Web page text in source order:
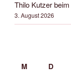
Thilo Kutzer
3. August 2026
M D